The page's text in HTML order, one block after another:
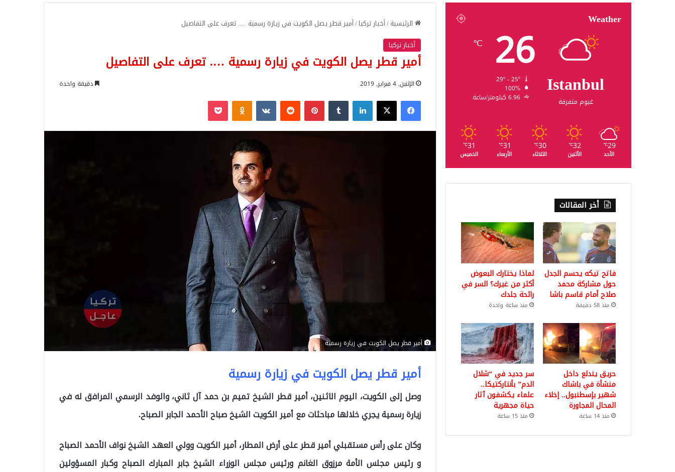
الرئيسية/أخبار تركيا/أمير قطر يصل الكويت في زيارة رسمية …. تعرف على التفاصيل
أخبار تركيا
أمير قطر يصل الكويت في زيارة رسمية …. تعرف على التفاصيل
الإثنين, 4 فبراير, 2019 دقيقة واحدة
فيسبوك‫X لينكدإن بينتيريست Odnoklassniki
‫Pocket
أمير قطر يصل الكويت في زيارة رسمية
أمير قطر يصل الكويت في زيارة رسمية
وصل إلى الكويت، اليوم الاثنين، أمير قطر الشیخ تمیم بن حمد آل ثاني، والوفد الرسمي المرافق له في
زیارة رسمیة یجري خلالھا مباحثات مع أمیر الكويت الشیخ صباح الأحمد الجابر الصباح.
وكان على رأس مستقبلي أمير قطر على أرض المطار، أمير الكويت وولي العھد الشیخ نواف الأحمد الصباح
و رئیس مجلس الأمة مرزوق الغانم ورئیس مجلس الوزراء الشيخ جابر المبارك الصباح وكبار المسؤولین
Weather
Istanbul
غيوم متفرقة
26
℃
100%
6.96 كيلومتر/ساعة
29
℃
الأحد
32
℃
الأثنين
30
℃
الثلاثاء
31
℃
الأربعاء
31
℃
الخميس
أخر المقالات
فاتح تيكه يحسم الجدل
حول مشاركة محمد
صلاح أمام قاسم باشا
منذ 58 دقيقة
لماذا يختارك البعوض
أكثر من غيرك؟ السر في
رائحة جلدك
منذ ساعة واحدة
حريق يندلع داخل
منشأة في باشاك
شهير بإسطنبول.. إخلاء
المحال المجاورة
منذ 14 ساعة
سر جديد في “شلال
الدم” بأنتاركتيكا..
علماء يكشفون آثار
حياة مجهرية
منذ 15 ساعة